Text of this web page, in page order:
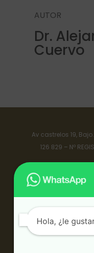
AUTOR
Dr.
Cuervo
Av castrelos 19, Bajo.
126 829 – Nº
POLÍTICA DE
Hola, ¿le